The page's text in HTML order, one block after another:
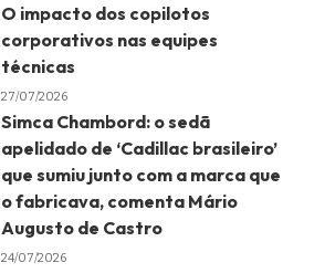
O impacto dos copilotos
corporativos nas equipes
técnicas
27/07/2026
Simca Chambord: o sedã
apelidado de ‘Cadillac brasileiro’
que sumiu junto com a marca que
o fabricava, comenta Mário
Augusto de Castro
24/07/2026